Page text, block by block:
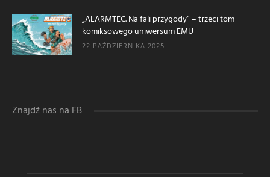
„ALARMTEC. Na fali przygody” – trzeci tom
komiksowego uniwersum EMU
22 PAŹDZIERNIKA 2025
Znajdź nas na FB